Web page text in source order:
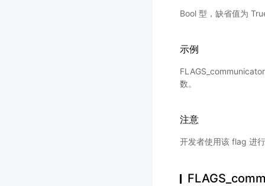
Bool 型，缺省值为
示例
数。
注意
开发者使用该 flag 进